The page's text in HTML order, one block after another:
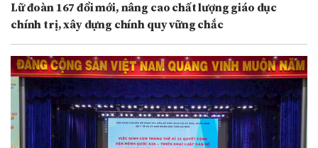
Lữ đoàn 167 đổi mới, nâng cao chất lượng giáo dục
chính trị, xây dựng chính quy vững chắc